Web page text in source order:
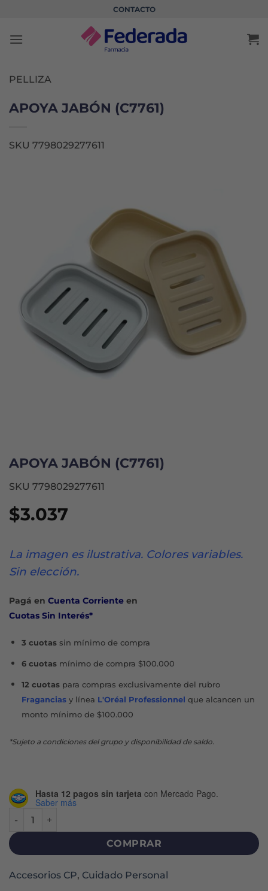
contenido
CONTACTO
PELLIZA
APOYA JABÓN (C7761)
SKU 7798029277611
APOYA JABÓN (C7761)
SKU 7798029277611
$3.037
La imagen es ilustrativa. Colores variables.
Sin elección.
Pagá en Cuenta Corriente en
Cuotas Sin Interés*
3 cuotassin mínimo de compra
6 cuotasmínimo de compra $100.000
12 cuotaspara compras exclusivamente del rubro
Fraganciasy línea L'Oréal Professionnel que alcancen un
monto mínimo de $100.000
*Sujeto a condiciones del grupo y disponibilidad de saldo.
Hasta 12 pagos sin tarjeta con Mercado Pago.
Saber más
COMPRAR
Accesorios CP, Cuidado Personal